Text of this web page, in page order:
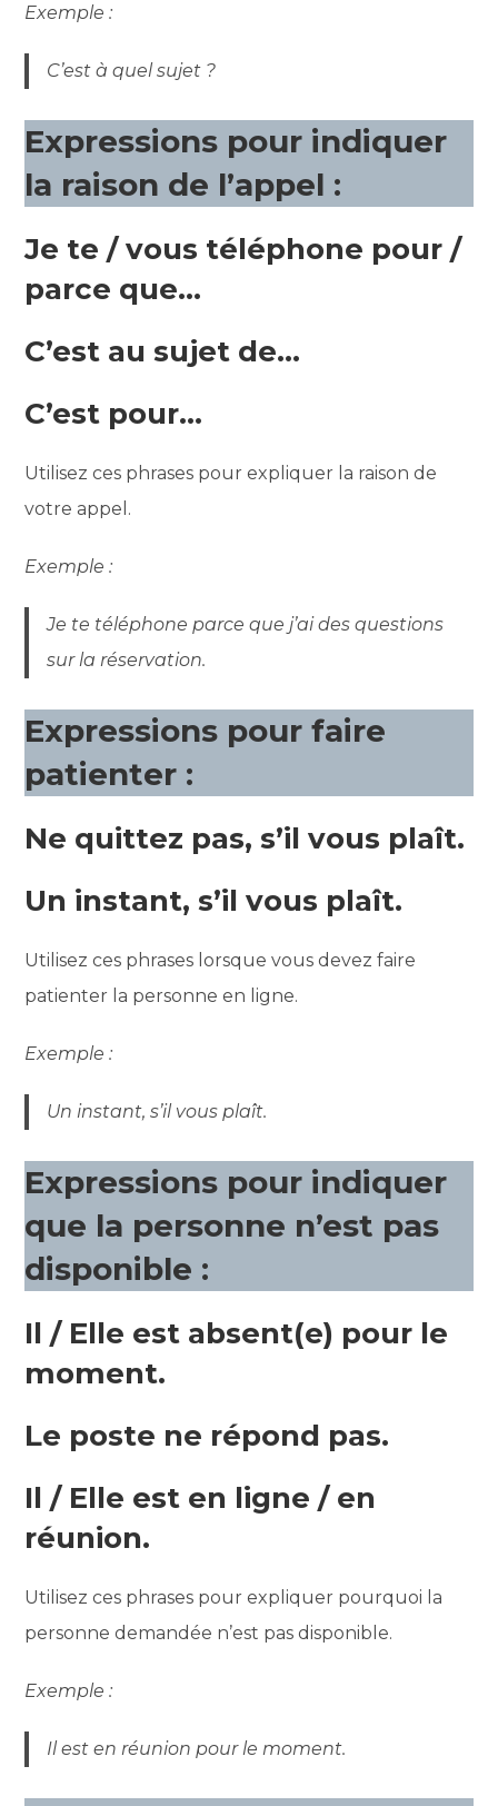
Exemple :
C’est à quel sujet ?
Expressions pour indiquer
la raison de l’appel :
Je te / vous téléphone pour /
parce que…
C’est au sujet de…
C’est pour…
Utilisez ces phrases pour expliquer la raison de
votre appel.
Exemple :
Je te téléphone parce que j’ai des questions
sur la réservation.
Expressions pour faire
patienter :
Ne quittez pas, s’il vous plaît.
Un instant, s’il vous plaît.
Utilisez ces phrases lorsque vous devez faire
patienter la personne en ligne.
Exemple :
Un instant, s’il vous plaît.
Expressions pour indiquer
que la personne n’est pas
disponible :
Il / Elle est absent(e) pour le
moment.
Le poste ne répond pas.
Il / Elle est en ligne / en
réunion.
Utilisez ces phrases pour expliquer pourquoi la
personne demandée n’est pas disponible.
Exemple :
Il est en réunion pour le moment.